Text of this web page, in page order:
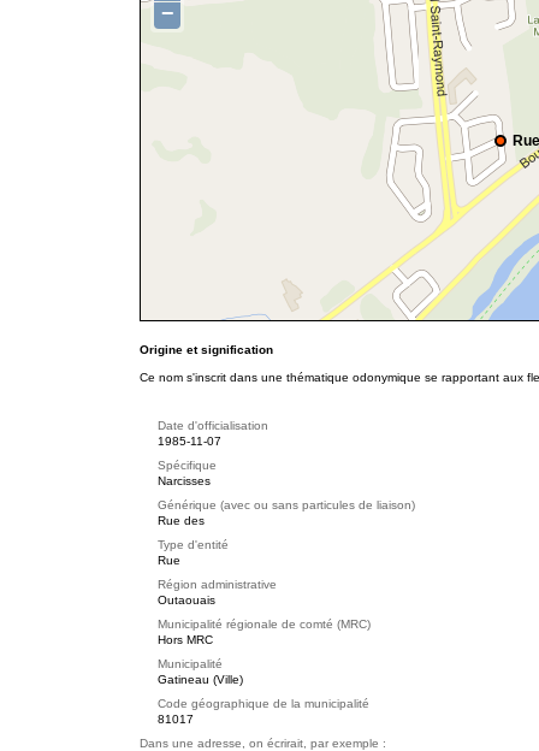
−
Origine et signification
Ce nom s'inscrit dans une thématique odonymique se rapportant aux
Date d'officialisation
1985-11-07
Spécifique
Narcisses
Générique (avec ou sans particules de liaison)
Rue des
Type d'entité
Rue
Région administrative
Outaouais
Municipalité régionale de comté (MRC)
Hors MRC
Municipalité
Gatineau (Ville)
Code géographique de la municipalité
81017
Dans une adresse, on écrirait, par exemple :